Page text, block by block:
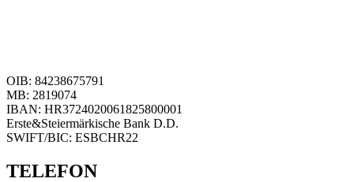
OIB: 84238675791
MB: 2819074
IBAN: HR3724020061825800001
Erste&Steiermärkische Bank D.D.
SWIFT/BIC: ESBCHR22
TELEFON